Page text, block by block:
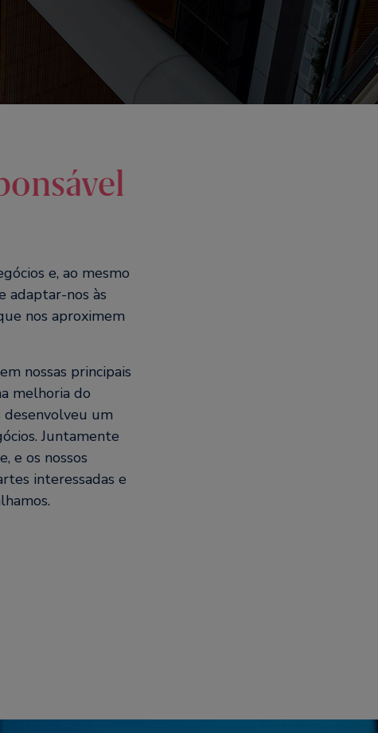
e, ao mesmo
adaptar-nos às
nos aproximem
nossas principais
melhoria do
desenvolveu um
Juntamente
e os nossos
interessadas e